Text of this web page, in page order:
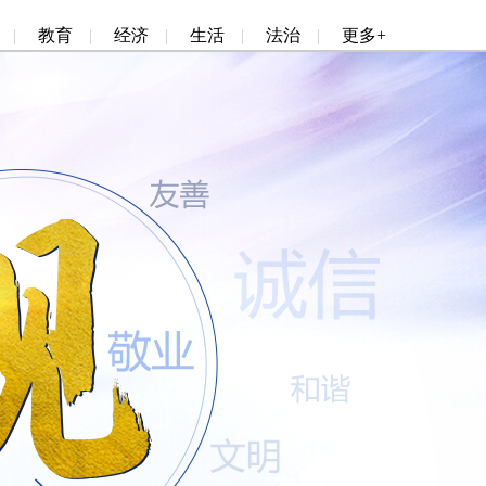
| 教育 | 经济 | 生活 | 法治 | 更多+